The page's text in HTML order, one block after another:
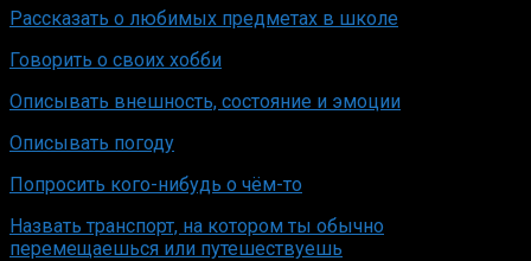
Рассказать о любимых предметах в школе
Говорить о своих хобби
Описывать внешность, состояние и эмоции
Описывать погоду
Попросить кого-нибудь о чём-то
Назвать транспорт, на котором ты обычно
перемещаешься или путешествуешь